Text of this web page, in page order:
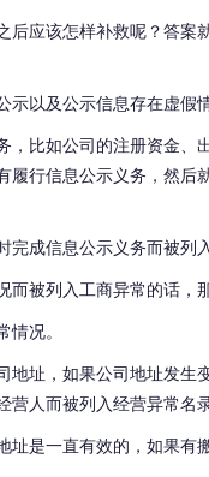
后应该怎样补救呢？答案
以及公示信息存在虚假情
，比如公司的注册资金、
行信息公示义务，然后
完成信息公示义务而被列
而被列入工商异常的话，
情况。
地址，如果公司地址发生
人而被列入经营异常名录
址是一直有效的，如果有